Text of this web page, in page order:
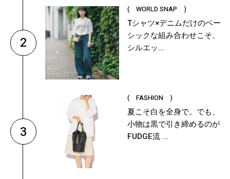
2
( WORLD SNAP )
Tシャツ×デニムだけのベー
シックな組み合わせこそ、
シルエッ...
3
( FASHION )
夏こそ白を全身で。でも、
小物は黒で引き締めるのが
FUDGE流 ...